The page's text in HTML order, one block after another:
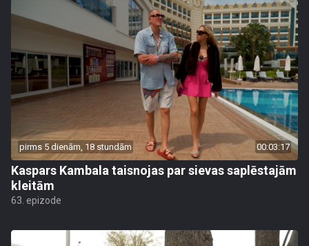
pirms 5 dienām, 18 stundām 00:03:17
Kaspars Kambala taisnojas par sievas saplēstajām
kleitām
63. epizode